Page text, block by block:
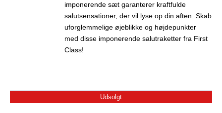
imponerende sæt garanterer kraftfulde
salutsensationer, der vil lyse op din aften. Skab
uforglemmelige øjeblikke og højdepunkter
med disse imponerende salutraketter fra First
Class!
Udsolgt